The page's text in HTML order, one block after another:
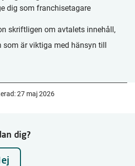
dig som franchisetagare
skriftligen om avtalets innehåll,
som är viktiga med hänsyn till
27 maj 2026
dig?